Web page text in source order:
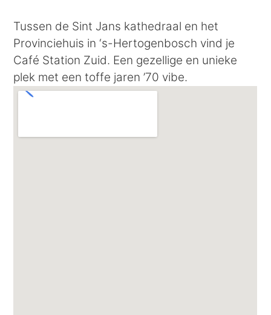
Tussen de Sint Jans kathedraal en het
Provinciehuis in ‘s-Hertogenbosch vind je
Café Station Zuid. Een gezellige en unieke
plek met een toffe jaren ’70 vibe.